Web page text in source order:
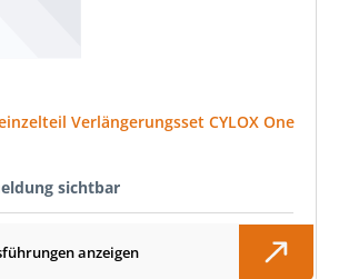
Verlängerungsset CYLOX One
sichtbar
anzeigen